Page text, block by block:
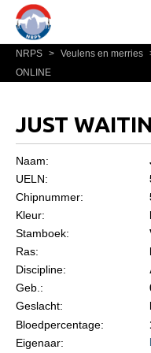
Home
Nieuws
Bestuur NRPS
Informatie
Statuten en
Algemeen
Paardenpaspoort
NRPS > Veulens en merries
ONLINE
JUST
Naam:
UELN:
Chipnummer:
Kleur:
Stamboek:
Ras:
Discipline:
Geb.:
Geslacht:
Bloedpercentage:
Eigenaar: